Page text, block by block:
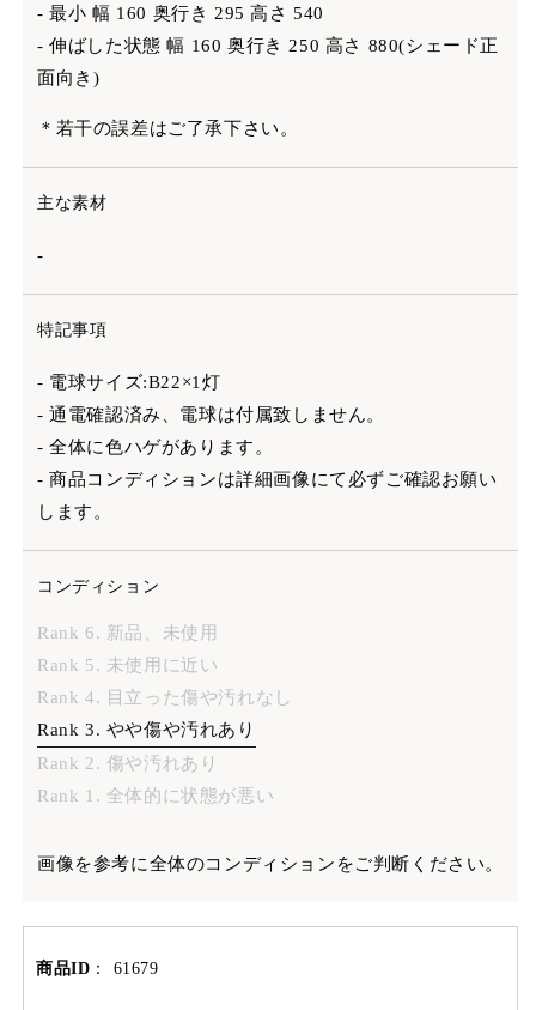
- 最小 幅 160 奥行き 295 高さ 540
- 伸ばした状態 幅 160 奥行き 250 高さ 880(シェード正
面向き)
＊若干の誤差はご了承下さい。
主な素材
-
特記事項
- 電球サイズ:B22×1灯
- 通電確認済み、電球は付属致しません。
- 全体に色ハゲがあります。
- 商品コンディションは詳細画像にて必ずご確認お願い
します。
コンディション
Rank 6. 新品、未使用
Rank 5. 未使用に近い
Rank 4. 目立った傷や汚れなし
Rank 3. やや傷や汚れあり
Rank 2. 傷や汚れあり
Rank 1. 全体的に状態が悪い
画像を参考に全体のコンディションをご判断ください。
商品ID ： 61679